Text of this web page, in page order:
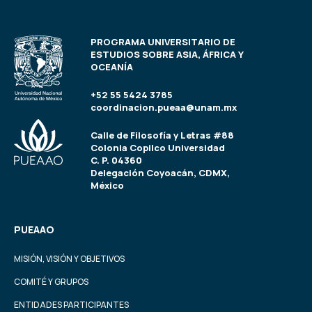
PROGRAMA UNIVERSITARIO DE
ESTUDIOS SOBRE ASIA, ÁFRICA Y
OCEANÍA
+52 55 5424 3785
coordinacion.pueaa@unam.mx
Calle de Filosofía y Letras #88
Colonia Copilco Universidad
C. P. 04360
Delegación Coyoacán, CDMX,
México
PUEAAO
MISIÓN, VISIÓN Y OBJETIVOS
COMITÉ Y GRUPOS
ENTIDADES PARTICIPANTES